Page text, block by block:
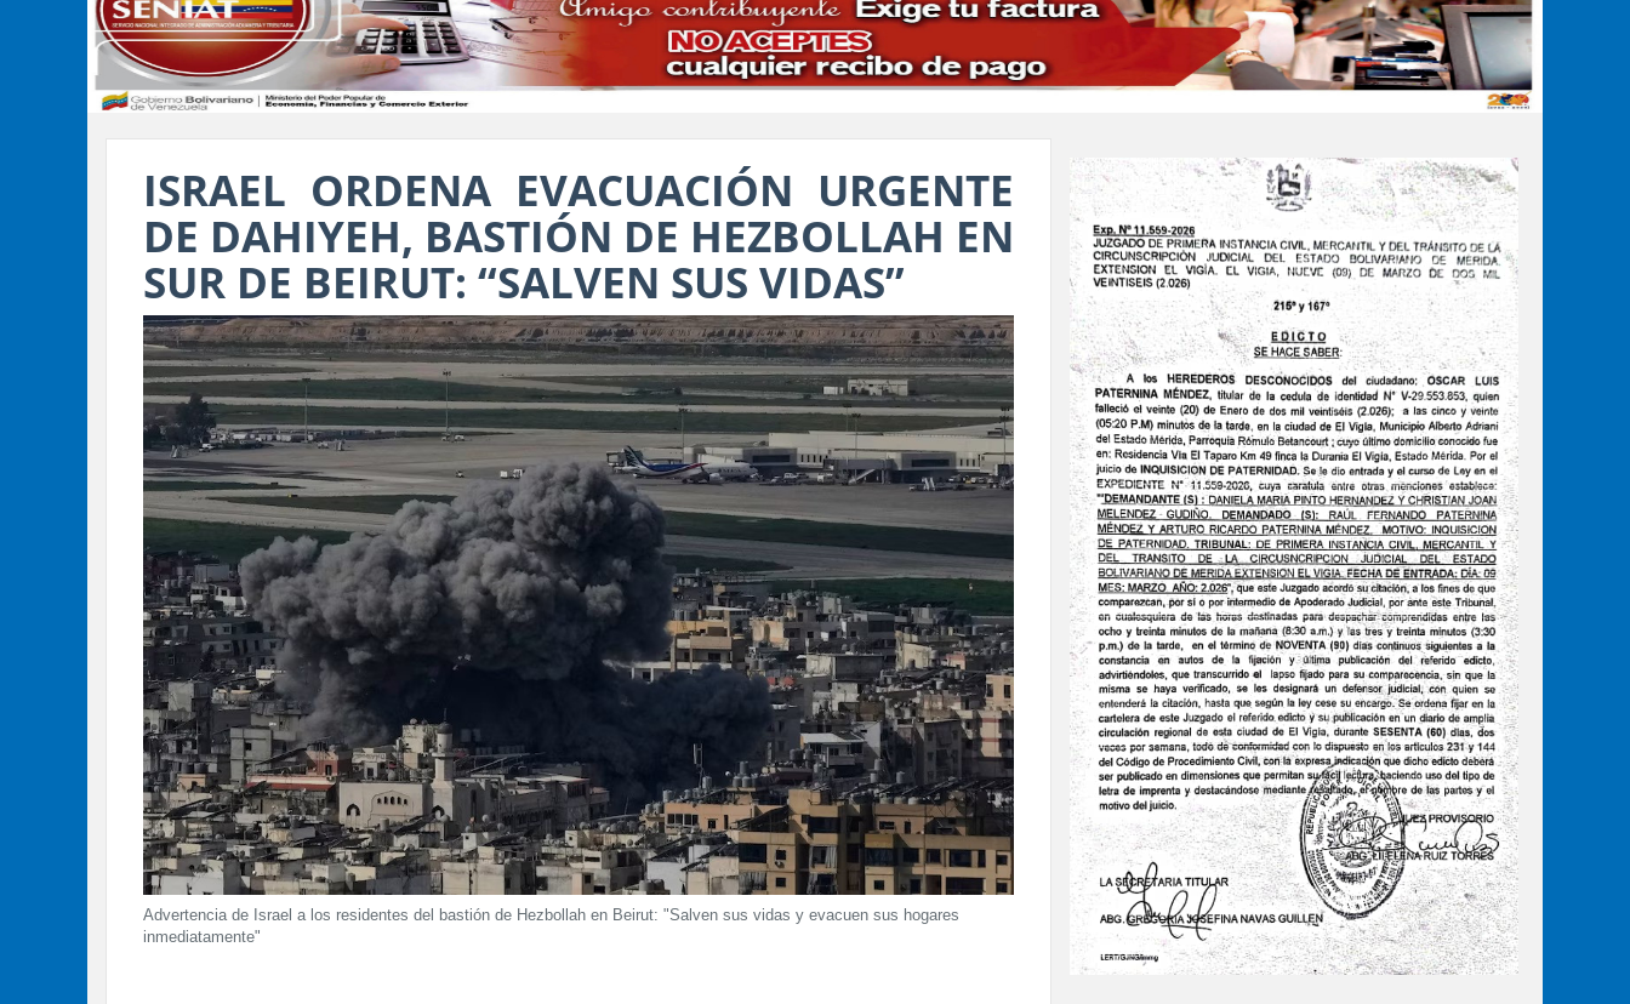
ISRAEL ORDENA EVACUACIÓN URGENTE
DE DAHIYEH, BASTIÓN DE HEZBOLLAH EN
SUR DE BEIRUT: “SALVEN SUS VIDAS”
Advertencia de Israel a los residentes del bastión de Hezbollah en Beirut: "Salven sus vidas y evacuen sus hogares
inmediatamente"